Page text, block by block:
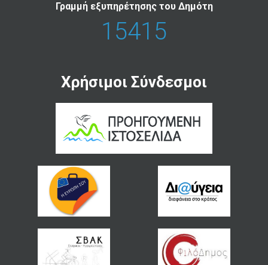
Γραμμή εξυπηρέτησης του Δημότη
15415
Χρήσιμοι Σύνδεσμοι